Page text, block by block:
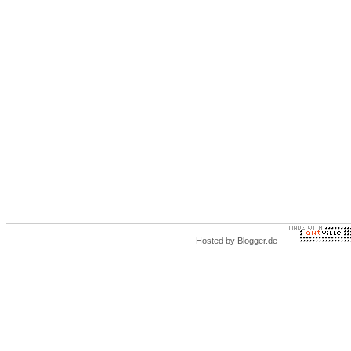
Hosted by Blogger.de -